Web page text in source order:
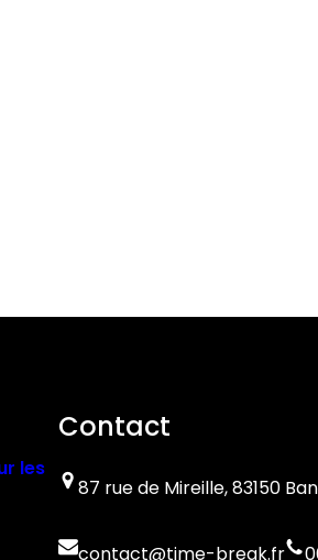
les
Contact
87 rue de Mireille, 83150
contact@time-break.fr